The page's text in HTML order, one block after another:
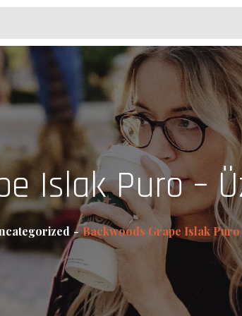
Islak Puro –
Backwoods Grape Islak Puro